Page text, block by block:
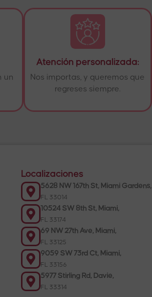
un
Atención personalizada:
Nos importas, y queremos que
regreses siempre.
Localizaciones
5628 NW 167th St, Miami Gardens,
FL 33014
10524 SW 8th St, Miami,
FL 33174
69 NW 27th Ave, Miami,
FL 33125
9059 SW 73rd Ct, Miami,
FL 33156
5977 Stirling Rd, Davie,
FL 33314